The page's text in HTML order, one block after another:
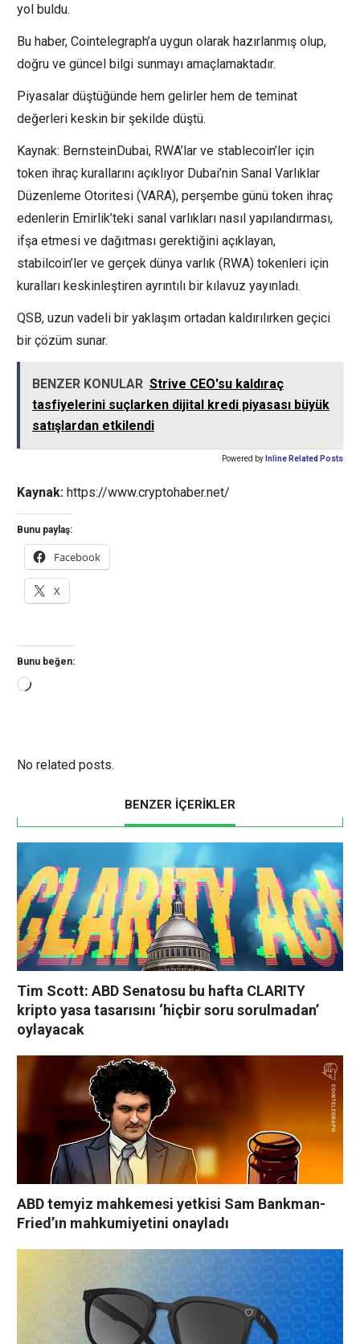
yol buldu.
Bu haber, Cointelegraph’a uygun olarak hazırlanmış olup,
doğru ve güncel bilgi sunmayı amaçlamaktadır.
Piyasalar düştüğünde hem gelirler hem de teminat
değerleri keskin bir şekilde düştü.
Kaynak: BernsteinDubai, RWA’lar ve stablecoin’ler için
token ihraç kurallarını açıklıyor Dubai’nin Sanal Varlıklar
Düzenleme Otoritesi (VARA), perşembe günü token ihraç
edenlerin Emirlik’teki sanal varlıkları nasıl yapılandırması,
ifşa etmesi ve dağıtması gerektiğini açıklayan,
stabilcoin’ler ve gerçek dünya varlık (RWA) tokenleri için
kuralları keskinleştiren ayrıntılı bir kılavuz yayınladı.
QSB, uzun vadeli bir yaklaşım ortadan kaldırılırken geçici
bir çözüm sunar.
BENZER KONULAR Strive CEO'su kaldıraç
tasfiyelerini suçlarken dijital kredi piyasası büyük
satışlardan etkilendi
Powered by Inline Related Posts
Kaynak: https://www.cryptohaber.net/
Bunu paylaş:
Facebook
X
Bunu beğen:
Yükleniyor...
No related posts.
BENZER İÇERİKLER
Tim Scott: ABD Senatosu bu hafta CLARITY
kripto yasa tasarısını ‘hiçbir soru sorulmadan’
oylayacak
ABD temyiz mahkemesi yetkisi Sam Bankman-
Fried’ın mahkumiyetini onayladı